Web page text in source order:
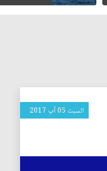
السبت 05 آب 2017